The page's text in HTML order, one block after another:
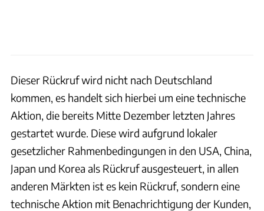
Dieser Rückruf wird nicht nach Deutschland
kommen, es handelt sich hierbei um eine technische
Aktion, die bereits Mitte Dezember letzten Jahres
gestartet wurde. Diese wird aufgrund lokaler
gesetzlicher Rahmenbedingungen in den USA, China,
Japan und Korea als Rückruf ausgesteuert, in allen
anderen Märkten ist es kein Rückruf, sondern eine
technische Aktion mit Benachrichtigung der Kunden,